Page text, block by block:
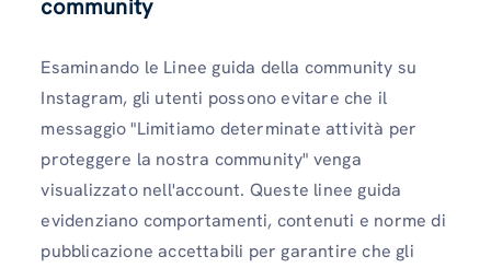
community
Esaminando le Linee guida della community su
Instagram, gli utenti possono evitare che il
messaggio "Limitiamo determinate attività per
proteggere la nostra community" venga
visualizzato nell'account. Queste linee guida
evidenziano comportamenti, contenuti e norme di
pubblicazione accettabili per garantire che gli